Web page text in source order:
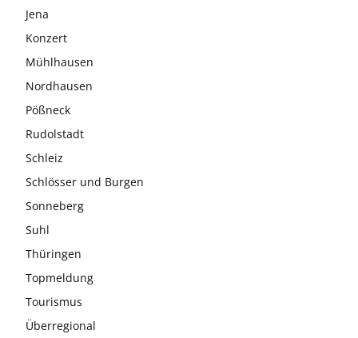
Jena
Konzert
Mühlhausen
Nordhausen
Pößneck
Rudolstadt
Schleiz
Schlösser und Burgen
Sonneberg
Suhl
Thüringen
Topmeldung
Tourismus
Überregional